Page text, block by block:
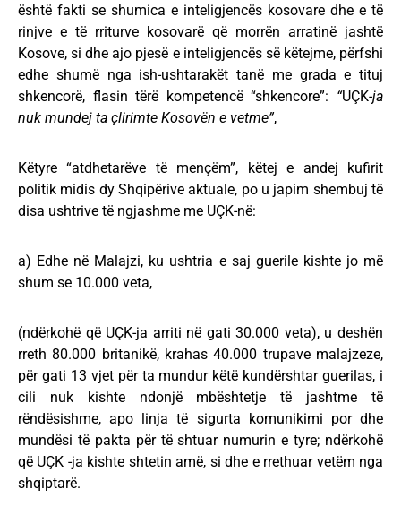
është fakti se shumica e inteligjencës kosovare dhe e të
rinjve e të rriturve kosovarë që morrën arratinë jashtë
Kosove, si dhe ajo pjesë e inteligjencës së këtejme, përfshi
edhe shumë nga ish-ushtarakët tanë me grada e tituj
shkencorë, flasin tërë kompetencë “shkencore”: “UÇK-ja
nuk mundej ta çlirimte Kosovën e vetme”,
Këtyre “atdhetarëve të mençëm”, këtej e andej kufirit
politik midis dy Shqipërive aktuale, po u japim shembuj të
disa ushtrive të ngjashme me UÇK-në:
a) Edhe në Malajzi, ku ushtria e saj guerile kishte jo më
shum se 10.000 veta,
(ndërkohë që UÇK-ja arriti në gati 30.000 veta), u deshën
rreth 80.000 britanikë, krahas 40.000 trupave malajzeze,
për gati 13 vjet për ta mundur këtë kundërshtar guerilas, i
cili nuk kishte ndonjë mbështetje të jashtme të
rëndësishme, apo linja të sigurta komunikimi por dhe
mundësi të pakta për të shtuar numurin e tyre; ndërkohë
që UÇK -ja kishte shtetin amë, si dhe e rrethuar vetëm nga
shqiptarë.